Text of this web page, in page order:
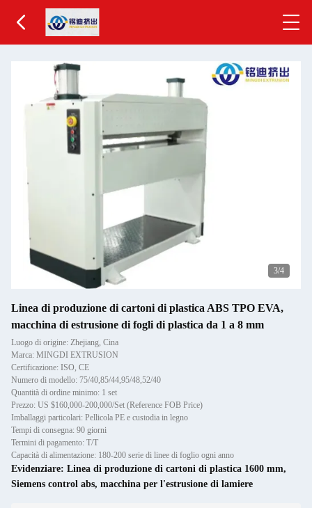
4/4
Linea di produzione di cartoni di plastica ABS TPO EVA,
macchina di estrusione di fogli di plastica da 1 a 8 mm
Luogo di origine: Zhejiang, Cina
Marca: MINGDI EXTRUSION
Certificazione: ISO, CE
Numero di modello: 75/40,85/44,95/48,52/40
Quantità di ordine minimo: 1 set
Prezzo: US $160,000-200,000/Set (Reference FOB Price)
Imballaggi particolari: Pellicola PE e custodia in legno
Tempi di consegna: 90 giorni
Termini di pagamento: T/T
Capacità di alimentazione: 180-200 serie di linee di foglio ogni anno
Evidenziare: Linea di produzione di cartoni di plastica 1600 mm,
Siemens control abs, macchina per l'estrusione di lamiere